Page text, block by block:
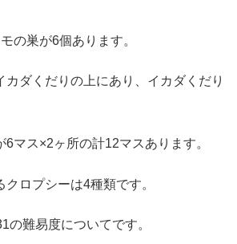
の巣が6個あります。
カダくだりの上にあり、イカダくだり
6マス×2ヶ所の計12マスあります。
ロプシーは4種類です。
の難易度についてです。